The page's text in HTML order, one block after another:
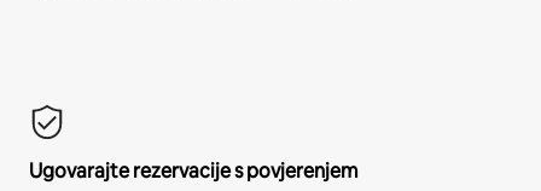
Ugovarajte rezervacije s povjerenjem